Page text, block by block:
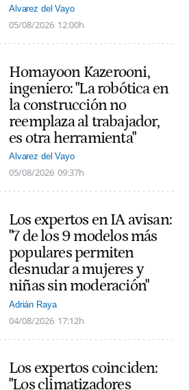
Alvarez del Vayo
05/08/2026 12:00h
Homayoon Kazerooni,
ingeniero: "La robótica en
la construcción no
reemplaza al trabajador,
es otra herramienta"
Alvarez del Vayo
05/08/2026 09:37h
Los expertos en IA avisan:
"7 de los 9 modelos más
populares permiten
desnudar a mujeres y
niñas sin moderación"
Adrián Raya
04/08/2026 17:12h
Los expertos coinciden:
"Los climatizadores